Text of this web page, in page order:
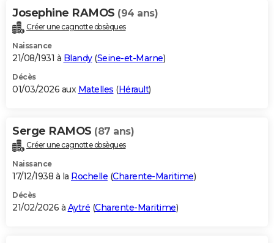
Josephine RAMOS (94 ans)
Créer une cagnotte obsèques
Naissance
21/08/1931 à Blandy(Seine-et-Marne)
Décès
01/03/2026 aux Matelles (Hérault)
Serge RAMOS (87 ans)
Créer une cagnotte obsèques
Naissance
17/12/1938 à la Rochelle (Charente-Maritime)
Décès
21/02/2026 à Aytré (Charente-Maritime)